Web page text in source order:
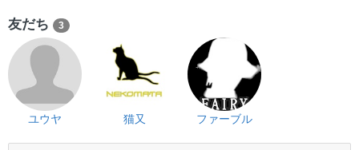
友だち 3
ユウヤ 猫又 ファーブル